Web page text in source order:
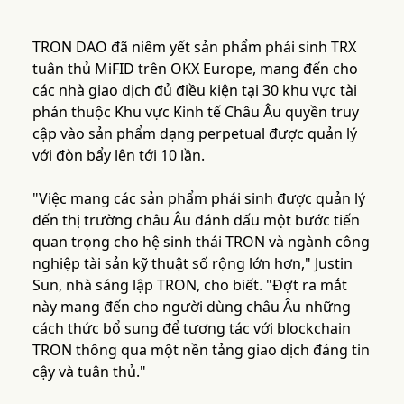
TRON DAO đã niêm yết sản phẩm phái sinh TRX
tuân thủ MiFID trên OKX Europe, mang đến cho
các nhà giao dịch đủ điều kiện tại 30 khu vực tài
phán thuộc Khu vực Kinh tế Châu Âu quyền truy
cập vào sản phẩm dạng perpetual được quản lý
với đòn bẩy lên tới 10 lần.
"Việc mang các sản phẩm phái sinh được quản lý
đến thị trường châu Âu đánh dấu một bước tiến
quan trọng cho hệ sinh thái TRON và ngành công
nghiệp tài sản kỹ thuật số rộng lớn hơn," Justin
Sun, nhà sáng lập TRON, cho biết. "Đợt ra mắt
này mang đến cho người dùng châu Âu những
cách thức bổ sung để tương tác với blockchain
TRON thông qua một nền tảng giao dịch đáng tin
cậy và tuân thủ."